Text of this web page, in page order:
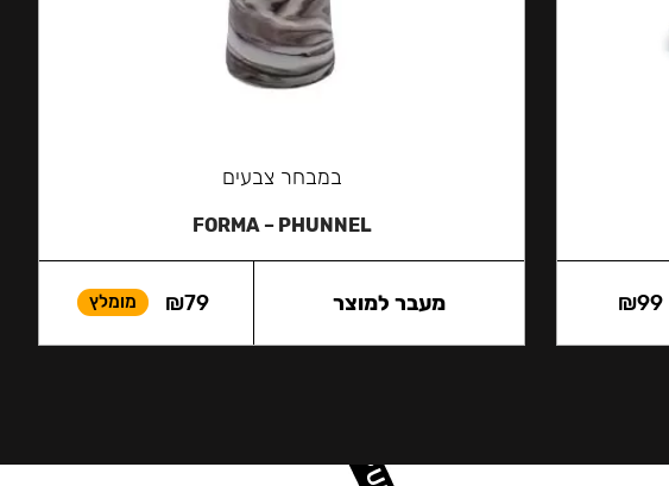
₪99
במבחר צבעים
FORMA – PHUNNEL
₪79 מומלץ מעבר למוצר